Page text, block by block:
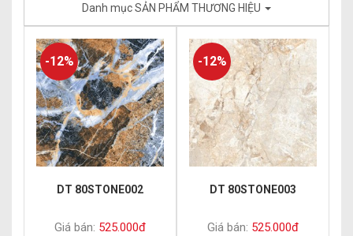
Danh mục SẢN PHẨM THƯƠNG HIỆU
-12%
DT 80STONE002
Giá bán: 525.000đ
-12%
DT 80STONE003
Giá bán: 525.000đ